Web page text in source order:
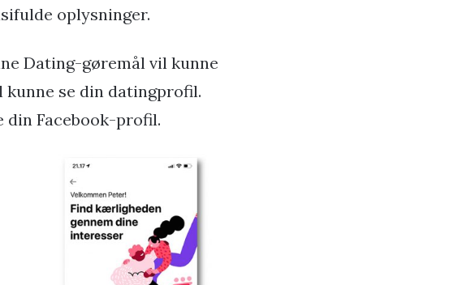
oplysninger.
Dating-gøremål vil kunne
kunne se din datingprofil.
din Facebook-profil.